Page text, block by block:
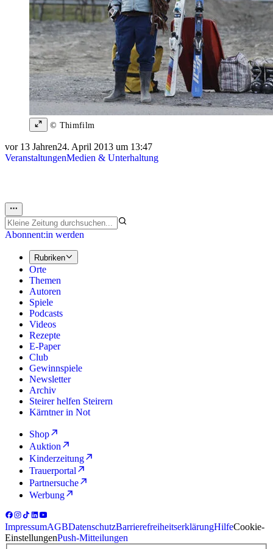
© Thimfilm
vor 13 Jahren24. April 2013 um 13:47
VeranstaltungenMedien & Unterhaltung
Abonnent:in werden
Rubriken
Orte
Themen
Autoren
Spiele
Podcasts
Videos
Rezepte
E-Paper
Club
Gewinnspiele
Newsletter
Archiv
Steirer helfen Steirern
Kärntner in Not
Shop
Auktion
Kinderzeitung
Trauerportal
Partnersuche
Werbung
ImpressumAGBDatenschutzBarrierefreiheitserklärungHilfeCookie-
EinstellungenPush-Mitteilungen